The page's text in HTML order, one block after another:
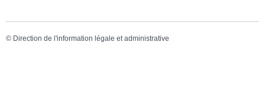
© Direction de l'information légale et administrative